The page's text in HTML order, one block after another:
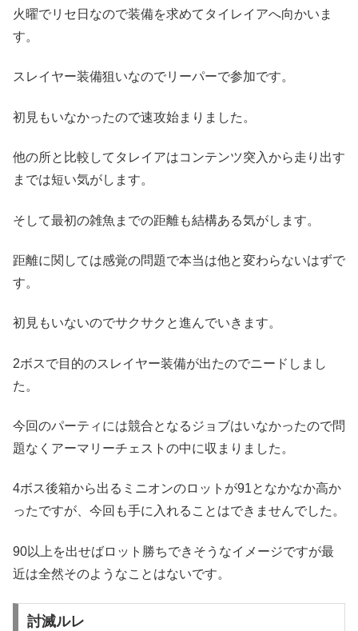
火曜でリセ日なので装備を求めてタイレイアへ向かいま
す。
スレイヤー装備狙いなのでリーパーで参加です。
初見もいなかったので速攻始まりました。
他の所と比較してタレイアはコンテンツ突入から走り出す
までは短い気がします。
そして最初の雑魚までの距離も結構ある気がします。
距離に関しては感覚の問題で本当は他と変わらないはずで
す。
初見もいないのでサクサクと進んでいきます。
2ボスで目的のスレイヤー装備が出たのでニードしまし
た。
今回のパーティには競合となるジョブはいなかったので問
題なくアーマリーチェストの中に収まりました。
4ボス後箱から出るミニオンのロットが91となかなか高か
ったですが、今回も手に入れることはできませんでした。
90以上を出せばロット勝ちできそうなイメージですが最
近は全然そのようなことはないです。
討滅ルレ